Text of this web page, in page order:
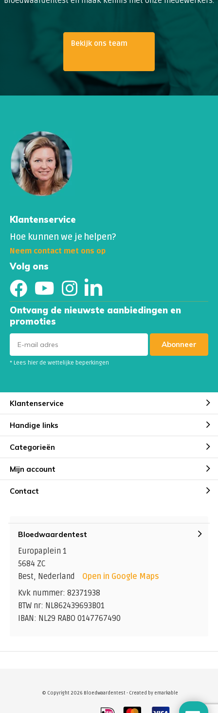
Bekijk ons team
Klantenservice
Hoe kunnen we je helpen?
Neem contact met ons op
Volg ons
Ontvang de nieuwste aanbiedingen en
promoties
Abonneer
* Lees hier de wettelijke beperkingen
Klantenservice
Handige links
Categorieën
Mijn account
Contact
Bloedwaardentest
Europaplein 1
5684 ZC
Best, Nederland
Open in Google Maps
Kvk nummer: 82371938
BTW nr: NL862439693B01
IBAN: NL29 RABO 0147767490
© Copyright 2026 Bloedwaardentest - Created by emarkable